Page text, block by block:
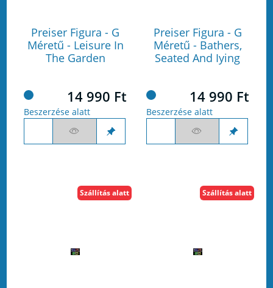
Preiser Figura - G
Méretű - Leisure In
The Garden
14 990 Ft
Beszerzése alatt
Preiser Figura - G
Méretű - Bathers,
Seated And Iying
14 990 Ft
Beszerzése alatt
Szállítás alatt Szállítás alatt